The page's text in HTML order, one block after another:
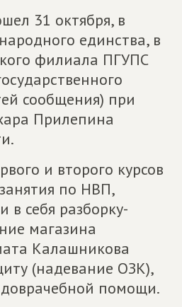
31 октября, в
единства, в
филиала ПГУПС
сообщения) при
Прилепина
и второго курсов
по НВП,
в себя разборку-
магазина
Калашникова
(надевание ОЗК),
помощи.